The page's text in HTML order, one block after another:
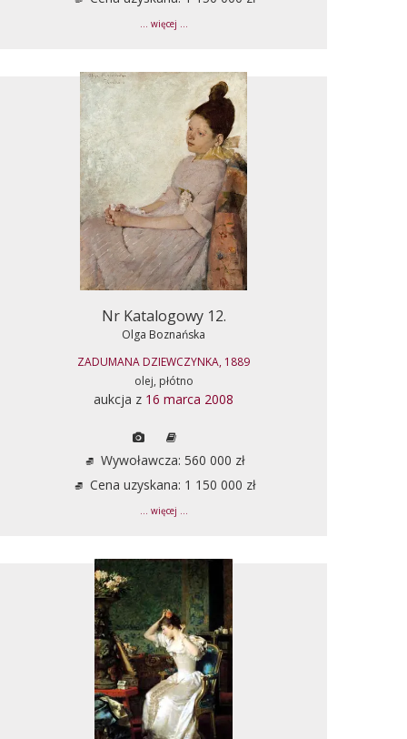
... więcej ...
Nr Katalogowy 12.
Olga Boznańska
ZADUMANA DZIEWCZYNKA, 1889
olej, płótno
aukcja z 16 marca 2008
Wywoławcza: 560 000 zł
Cena uzyskana: 1 150 000 zł
... więcej ...